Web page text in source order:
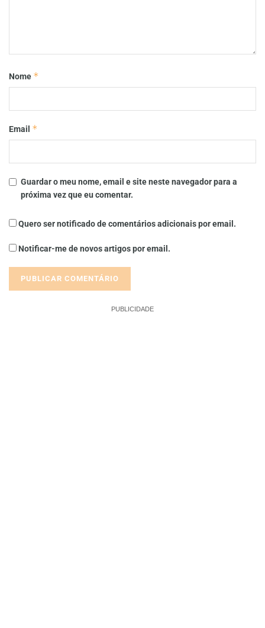
Nome *
Email *
Guardar o meu nome, email e site neste navegador para a
próxima vez que eu comentar.
Quero ser notificado de comentários adicionais por email.
Notificar-me de novos artigos por email.
PUBLICIDADE